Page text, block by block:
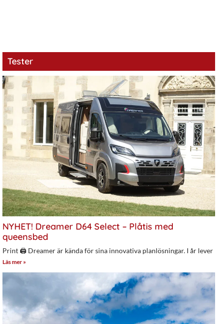
Tester
NYHET! Dreamer D64 Select – Plåtis med
queensbed
Print 🖨 Dreamer är kända för sina innovativa planlösningar. I år lever
Läs mer »